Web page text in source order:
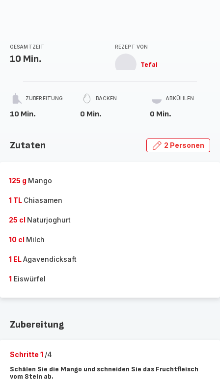
GESAMTZEIT
10 Min.
REZEPT VON
Tefal
ZUBEREITUNG
10 Min.
BACKEN
0 Min.
ABKÜHLEN
0 Min.
Zutaten 2 Personen
125 g Mango
1 TL Chiasamen
25 cl Naturjoghurt
10 cl Milch
1 ELAgavendicksaft
1 Eiswürfel
Zubereitung
Schritte 1 /4
Schälen Sie die Mango und schneiden Sie das Fruchtfleisch
vom Stein ab.